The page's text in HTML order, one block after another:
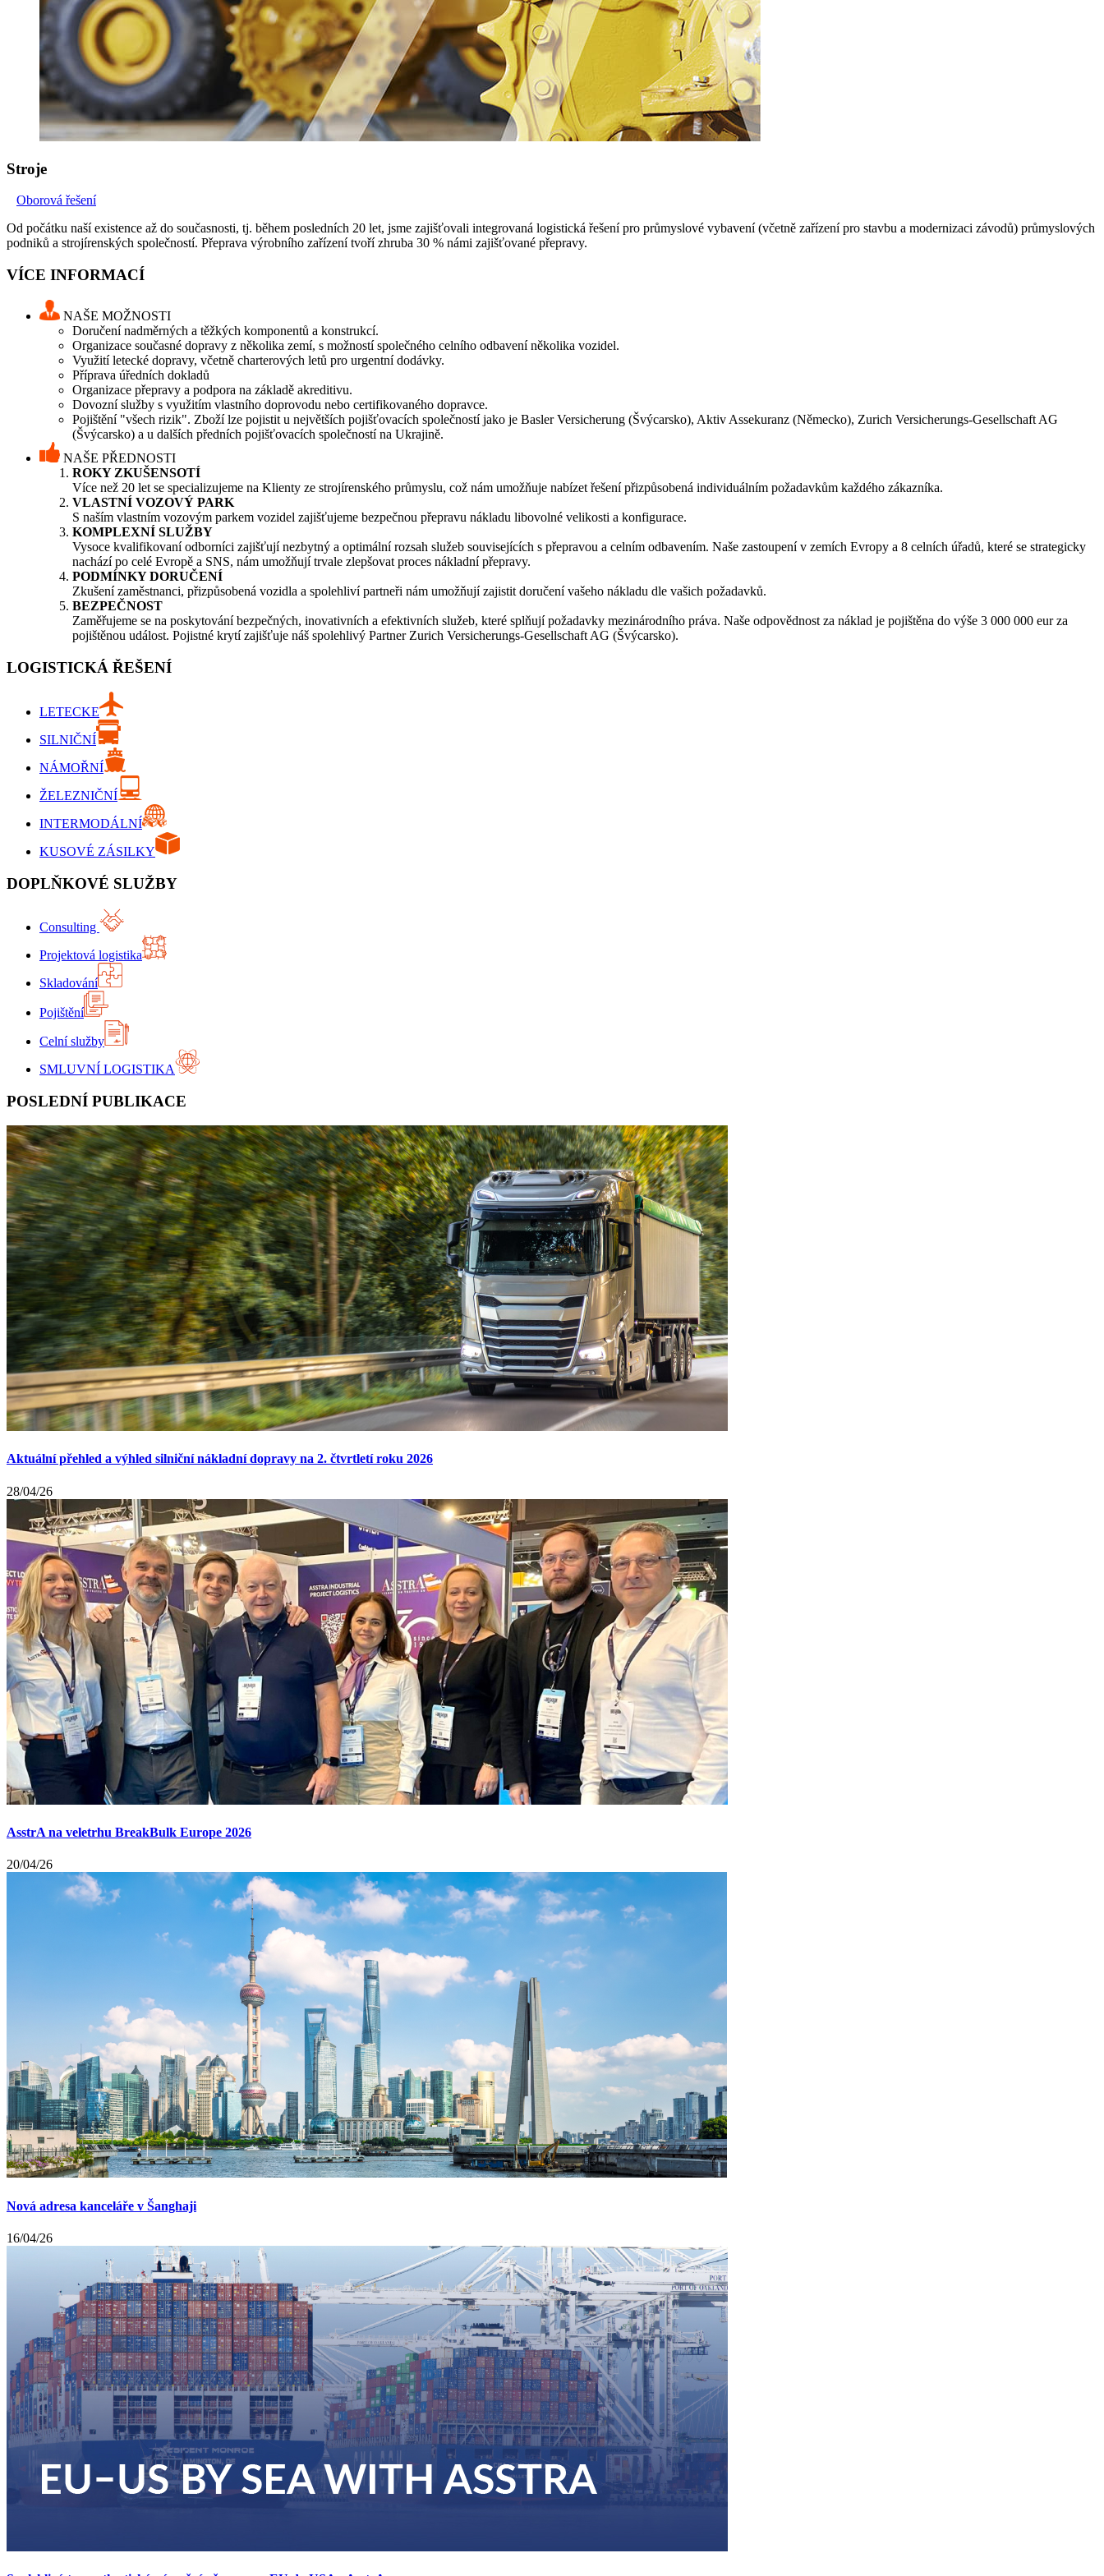
Stroje
Oborová řešení
Od počátku naší existence až do současnosti, tj. během posledních 20 let, jsme zajišťovali integrovaná logistická řešení pro průmyslové vybavení (včetně zařízení pro stavbu a modernizaci závodů) průmyslových
podniků a strojírenských společností. Přeprava výrobního zařízení tvoří zhruba 30 % námi zajišťované přepravy.
VÍCE INFORMACÍ
NAŠE MOŽNOSTI
Doručení nadměrných a těžkých komponentů a konstrukcí.
Organizace současné dopravy z několika zemí, s možností společného celního odbavení několika vozidel.
Využití letecké dopravy, včetně charterových letů pro urgentní dodávky.
Příprava úředních dokladů
Organizace přepravy a podpora na základě akreditivu.
Dovozní služby s využitím vlastního doprovodu nebo certifikovaného dopravce.
Pojištění "všech rizik". Zboží lze pojistit u největších pojišťovacích společností jako je Basler Versicherung (Švýcarsko), Aktiv Assekuranz (Německo), Zurich Versicherungs-Gesellschaft AG
(Švýcarsko) a u dalších předních pojišťovacích společností na Ukrajině.
NAŠE PŘEDNOSTI
ROKY ZKUŠENSOTÍ
Více než 20 let se specializujeme na Klienty ze strojírenského průmyslu, což nám umožňuje nabízet řešení přizpůsobená individuálním požadavkům každého zákazníka.
VLASTNÍ VOZOVÝ PARK
S naším vlastním vozovým parkem vozidel zajišťujeme bezpečnou přepravu nákladu libovolné velikosti a konfigurace.
KOMPLEXNÍ SLUŽBY
Vysoce kvalifikovaní odborníci zajišťují nezbytný a optimální rozsah služeb souvisejících s přepravou a celním odbavením. Naše zastoupení v zemích Evropy a 8 celních úřadů, které se strategicky
nachází po celé Evropě a SNS, nám umožňují trvale zlepšovat proces nákladní přepravy.
PODMÍNKY DORUČENÍ
Zkušení zaměstnanci, přizpůsobená vozidla a spolehliví partneři nám umožňují zajistit doručení vašeho nákladu dle vašich požadavků.
BEZPEČNOST
Zaměřujeme se na poskytování bezpečných, inovativních a efektivních služeb, které splňují požadavky mezinárodního práva. Naše odpovědnost za náklad je pojištěna do výše 3 000 000 eur za
pojištěnou událost. Pojistné krytí zajišťuje náš spolehlivý Partner Zurich Versicherungs-Gesellschaft AG (Švýcarsko).
LOGISTICKÁ ŘEŠENÍ
LETECKE
SILNIČNÍ
NÁMOŘNÍ
ŽELEZNIČNÍ
INTERMODÁLNÍ
KUSOVÉ ZÁSILKY
DOPLŇKOVÉ SLUŽBY
Consulting
Projektová logistika
Skladování
Pojištění
Celní služby
SMLUVNÍ LOGISTIKA
POSLEDNÍ PUBLIKACE
Aktuální přehled a výhled silniční nákladní dopravy na 2. čtvrtletí roku 2026
28/04/26
AsstrA na veletrhu BreakBulk Europe 2026
20/04/26
Nová adresa kanceláře v Šanghaji
16/04/26